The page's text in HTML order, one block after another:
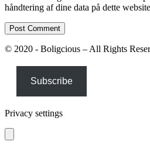
håndtering af dine data på dette
© 2020 - Boligcious – All Rights
Subscribe
Privacy settings